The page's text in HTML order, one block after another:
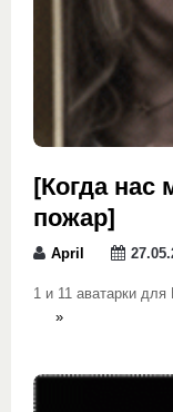
[Когда нас
пожар]
April
1 и 11 аватарки
»